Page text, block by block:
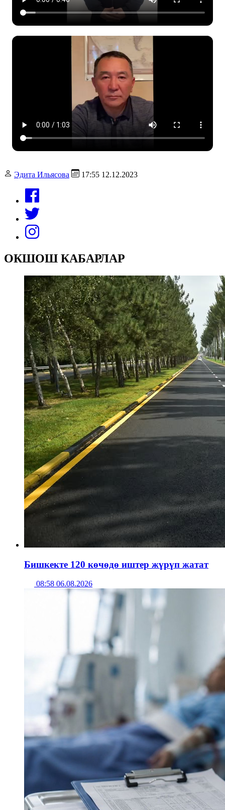
Эдита Ильясова 17:55 12.12.2023
ОКШОШ КАБАРЛАР
Бишкекте 120 көчөдө иштер жүрүп жатат
08:58 06.08.2026